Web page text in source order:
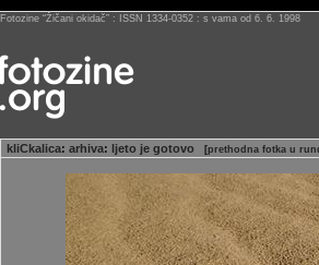
Fotozine “Žičani okidač” : ISSN 1334-0352 : s vama od 6. 6. 1998
kliCkalica: arhiva: ljeto je gotovo [prethodna fotka u